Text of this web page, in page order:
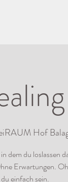
Hof
dem du loslassen
Erwartungen.
einfach sein.